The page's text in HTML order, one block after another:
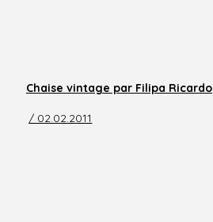
Chaise vintage par Filipa Ricardo
/ 02.02.2011